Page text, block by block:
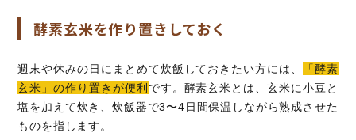
酵素玄米を作り置きしておく
週末や休みの日にまとめて炊飯しておきたい方には、
「酵素
玄米」の作り置きが便利 です。酵素玄米とは、玄米に小豆と
塩を加えて炊き、炊飯器で3〜4日間保温しながら熟成させた
ものを指します。